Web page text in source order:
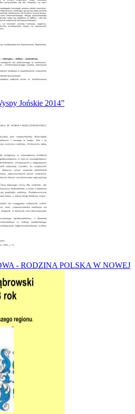
Jońskie 2014”
- RODZINA POLSKA W NOWEJ